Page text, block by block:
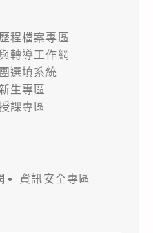
程檔案專區
轉導工作網
選填系統
生專區
課專區
資訊安全專區